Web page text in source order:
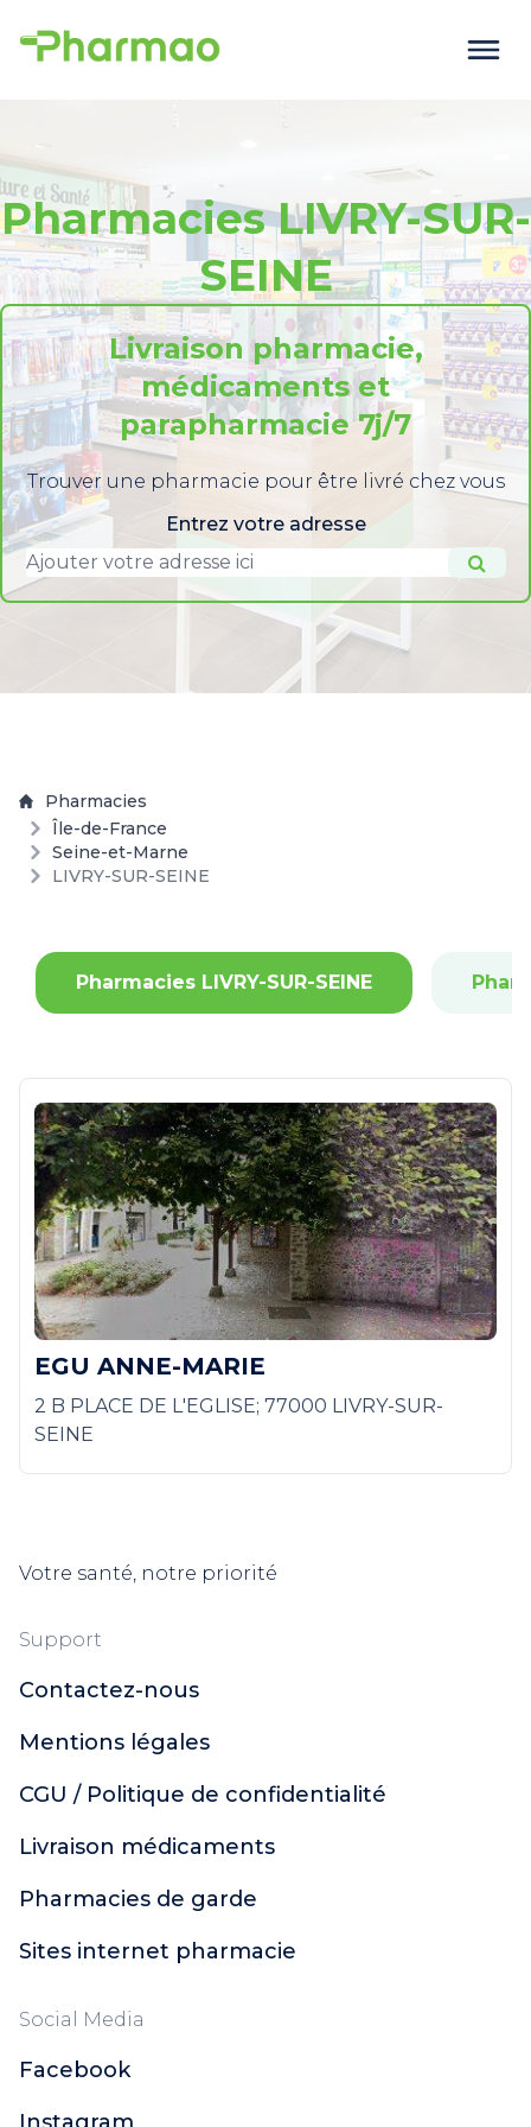
Pharmacies LIVRY-SUR-
SEINE
Livraison pharmacie,
médicaments et
parapharmacie 7j/7
Trouver une pharmacie pour être livré chez vous
Entrez votre adresse
Pharmacies
Île-de-France
Seine-et-Marne
LIVRY-SUR-SEINE
Pharmacies LIVRY-SUR-SEINE
EGU ANNE-MARIE
2 B PLACE DE L'EGLISE; 77000 LIVRY-SUR-
SEINE
Votre santé, notre priorité
Support
Contactez-nous
Mentions légales
CGU / Politique de confidentialité
Livraison médicaments
Pharmacies de garde
Sites internet pharmacie
Social Media
Facebook